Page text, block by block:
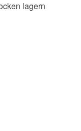
lagern